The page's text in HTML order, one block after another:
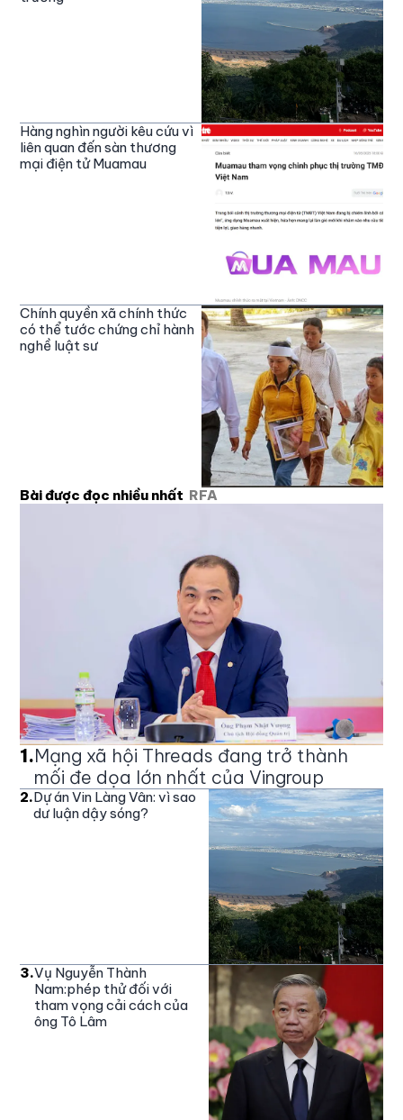
Hàng nghìn người kêu cứu vì
liên quan đến sàn thương
mại điện tử Muamau
Chính quyền xã chính thức
có thể tước chứng chỉ hành
nghề luật sư
Bài được đọc nhiều nhất RFA
1.Mạng xã hội Threads đang trở thành
mối đe dọa lớn nhất của Vingroup
2.Dự án Vin Làng Vân: vì sao
dư luận dậy sóng?
3.Vụ Nguyễn Thành
Nam:phép thử đối với
tham vọng cải cách của
ông Tô Lâm